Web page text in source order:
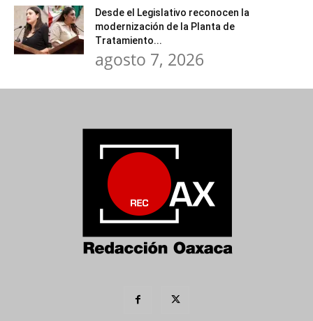
Desde el Legislativo reconocen la
modernización de la Planta de
Tratamiento...
agosto 7, 2026